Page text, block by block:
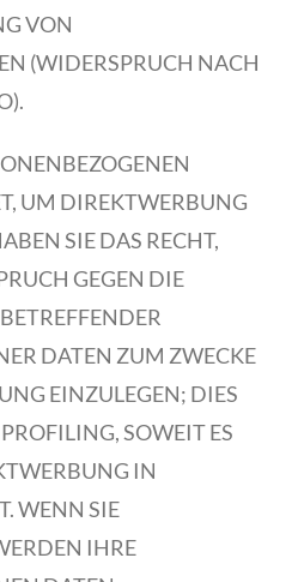
VON
(WIDERSPRUCH NACH
UM DIREKTWERBUNG
SIE DAS RECHT,
GEGEN DIE
DATEN ZUM ZWECKE
EINZULEGEN; DIES
SOWEIT ES
IN
WENN SIE
IHRE